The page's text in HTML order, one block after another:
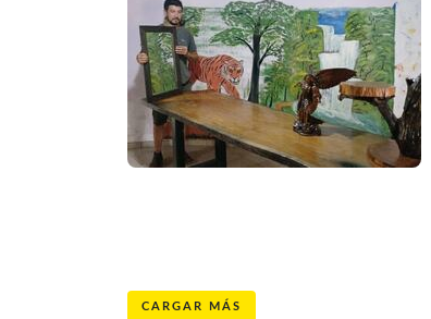
CARGAR MÁS